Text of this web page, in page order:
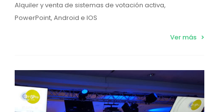
Alquiler y venta de sistemas de votación activa,
PowerPoint, Android e IOS
Ver más